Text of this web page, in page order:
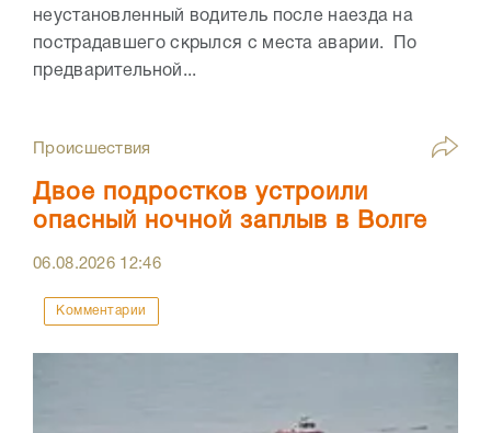
неустановленный водитель после наезда на
пострадавшего скрылся с места аварии. По
предварительной...
Происшествия
Двое подростков устроили
опасный ночной заплыв в Волге
06.08.2026 12:46
Комментарии